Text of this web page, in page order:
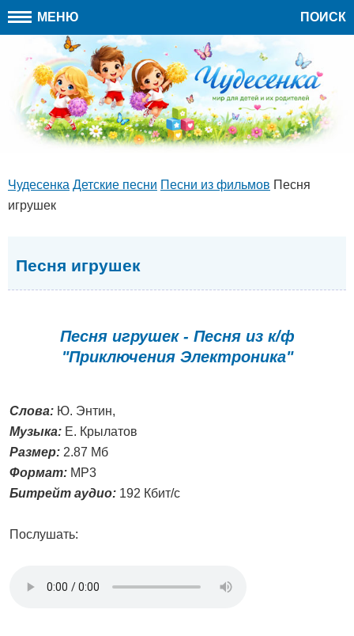
МЕНЮ ПОИСК
Чудесенка Детские песни Песни из фильмов Песня
игрушек
Песня игрушек
Песня игрушек - Песня из к/ф
"Приключения Электроника"
Слова: Ю. Энтин,
Музыка: Е. Крылатов
Размер: 2.87 Мб
Формат: MP3
Битрейт аудио: 192 Кбит/с
Послушать: